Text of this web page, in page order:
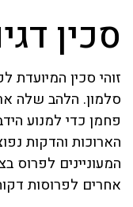
סכין
זוהי סכין המיועדת
סלמון. הלהב שלה
פחמן כדי למנוע
הארוכות והדקות
המעוניינים לפרוס
אחרים לפרוסות